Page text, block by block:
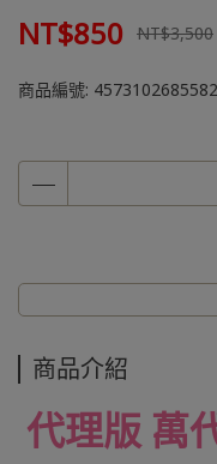
NT$850 NT$3,500
商品編號: 4573102685582
商品介紹
代理版 萬